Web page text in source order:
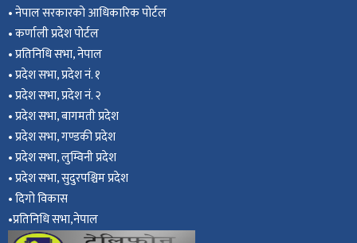
•नेपाल सरकारको आधिकारिक पोर्टल
•कर्णाली प्रदेश पोर्टल
•प्रतिनिधि सभा, नेपाल
•प्रदेश सभा, प्रदेश नं. १
•प्रदेश सभा, प्रदेश नं. २
•प्रदेश सभा, बागमती प्रदेश
•प्रदेश सभा, गण्डकी प्रदेश
•प्रदेश सभा, लुम्विनी प्रदेश
•प्रदेश सभा, सुदुरपश्चिम प्रदेश
•दिगो विकास
•प्रतिनिधि सभा,नेपाल